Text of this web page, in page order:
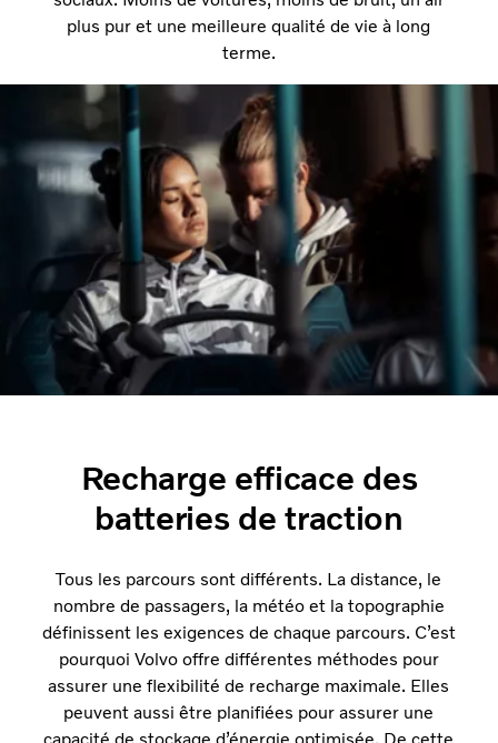
plus pur et une meilleure qualité de vie à long
terme.
Recharge efficace des
batteries de traction
Tous les parcours sont différents. La distance, le
nombre de passagers, la météo et la topographie
définissent les exigences de chaque parcours. C’est
pourquoi Volvo offre différentes méthodes pour
assurer une flexibilité de recharge maximale. Elles
peuvent aussi être planifiées pour assurer une